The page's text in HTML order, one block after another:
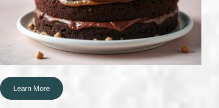
Learn More